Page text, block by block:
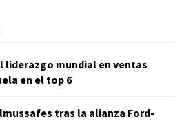
liderazgo mundial en ventas
en el top 6
tras la alianza Ford-